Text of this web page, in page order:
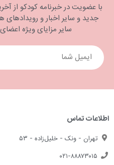
با عضویت در خبرنامه کودکو از
جدید و سایر اخبار و رویدادهای
سایر مزایای ویژه
اطلاعات تماس
تهران - ونک - خلیل‌زاده - ۵۳
۰۲۱-۸۸۸۷۳۰۱۵